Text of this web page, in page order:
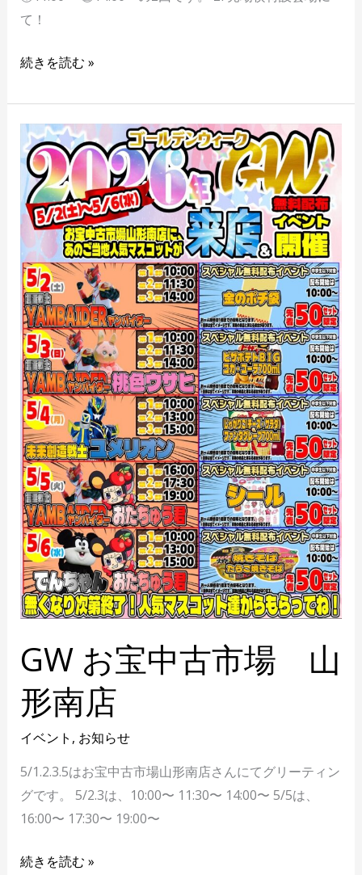
て！
続きを読む »
GW お宝中古市場 山
形南店
イベント , お知らせ
5/1.2.3.5はお宝中古市場山形南店さんにてグリーティン
グです。 5/2.3は、10:00〜 11:30〜 14:00〜 5/5は、
16:00〜 17:30〜 19:00〜
GW
お
宝
中
古
市
場
山
形
南
店
続きを読む »